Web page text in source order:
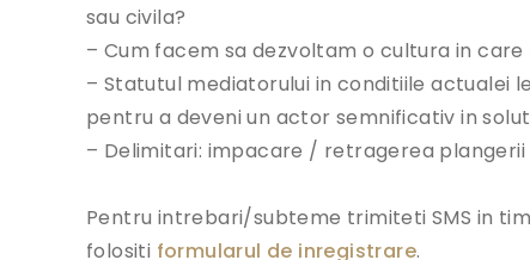
sau civila?
– Cum facem sa dezvoltam o cultura in
– Statutul mediatorului in conditiile actualei
pentru a deveni un actor semnificativ in
– Delimitari: impacare / retragerea
Pentru intrebari/subteme trimiteti SMS in
folositi formularul de inregistrare.